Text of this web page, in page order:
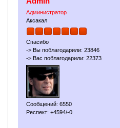
Администратор
Аксакал
Спасибо
-> Вы поблагодарили: 23846
-> Вас поблагодарили: 22373
Сообщений: 6550
Респект: +4594/-0